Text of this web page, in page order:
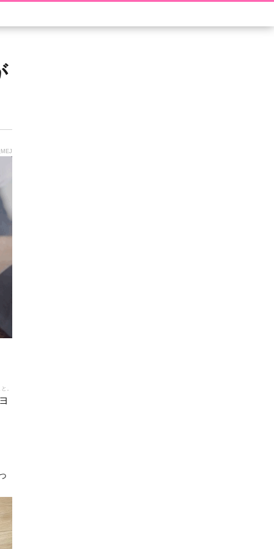
。